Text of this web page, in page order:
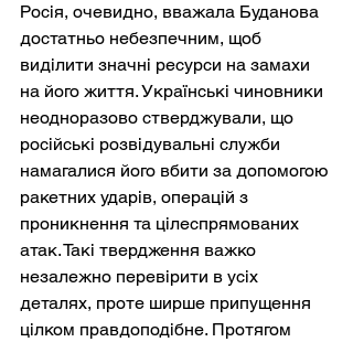
Росія, очевидно, вважала Буданова
достатньо небезпечним, щоб
виділити значні ресурси на замахи
на його життя. Українські чиновники
неодноразово стверджували, що
російські розвідувальні служби
намагалися його вбити за допомогою
ракетних ударів, операцій з
проникнення та цілеспрямованих
атак. Такі твердження важко
незалежно перевірити в усіх
деталях, проте ширше припущення
цілком правдоподібне. Протягом